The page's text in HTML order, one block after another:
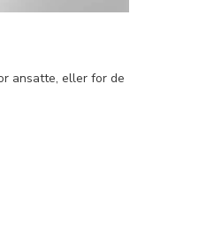
ansatte, eller for de